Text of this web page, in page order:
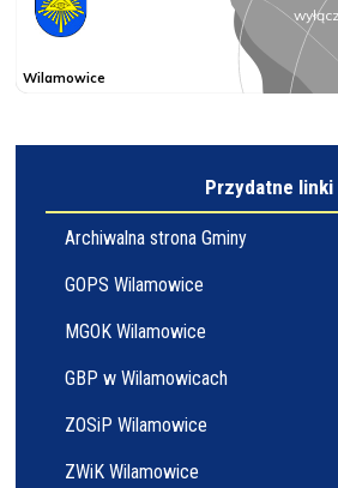
Przydatne linki
Archiwalna strona Gminy
GOPS Wilamowice
MGOK Wilamowice
GBP w Wilamowicach
ZOSiP Wilamowice
ZWiK Wilamowice